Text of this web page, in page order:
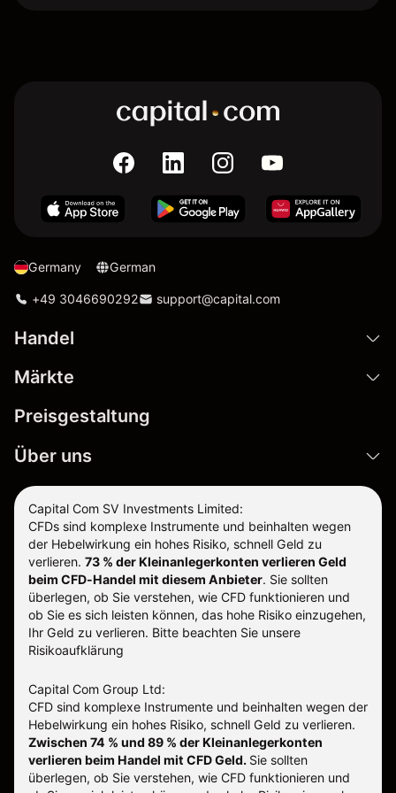
Germany German
+49 3046690292 support@capital.com
Handel
Märkte
Preisgestaltung
Über uns
Capital Com SV Investments Limited:
CFDs sind komplexe Instrumente und beinhalten wegen
der Hebelwirkung ein hohes Risiko, schnell Geld zu
verlieren. 73 % der Kleinanlegerkonten verlieren Geld
beim CFD-Handel mit diesem Anbieter. Sie sollten
überlegen, ob Sie verstehen, wie CFD funktionieren und
ob Sie es sich leisten können, das hohe Risiko einzugehen,
Ihr Geld zu verlieren. Bitte beachten Sie unsere
Risikoaufklärung
Capital Com Group Ltd:
CFD sind komplexe Instrumente und beinhalten wegen der
Hebelwirkung ein hohes Risiko, schnell Geld zu verlieren.
Zwischen 74 % und 89 % der Kleinanlegerkonten
verlieren beim Handel mit CFD Geld. Sie sollten
überlegen, ob Sie verstehen, wie CFD funktionieren und